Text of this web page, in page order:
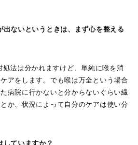
ないというときは、まず心を整える
法は分かれますけど、単純に喉を消
アをします。でも喉は万全という場合
病院に行かないと分からないぐらい繊
か、状況によって自分のケアは使い分
ていますか？